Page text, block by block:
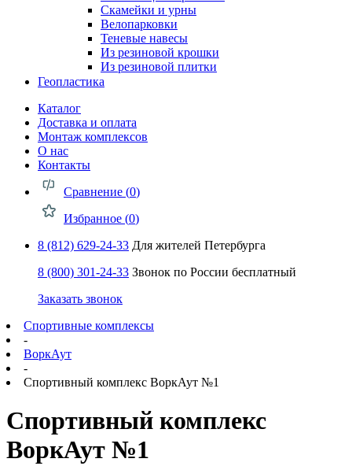
Скамейки и урны
Велопарковки
Теневые навесы
Из резиновой крошки
Из резиновой плитки
Геопластика
Каталог
Доставка и оплата
Монтаж комплексов
О нас
Контакты
Сравнение (0)
Избранное (0)
8 (812) 629-24-33 Для жителей Петербурга
8 (800) 301-24-33 Звонок по России бесплатный
Заказать звонок
Спортивные комплексы
-
ВоркАут
-
Спортивный комплекс ВоркАут №1
Спортивный комплекс
ВоркАут №1